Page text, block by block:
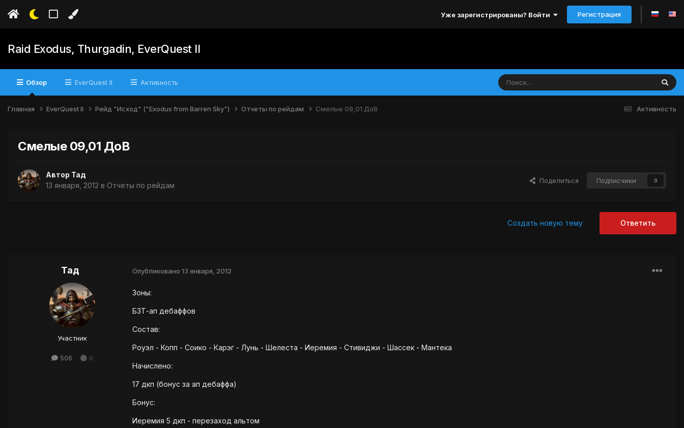
Уже зарегистрированы? Войти Регистрация
Raid Exodus, Thurgadin, EverQuest II
Обзор EverQuest II Активность
Активность
Главная EverQuest II Рейд "Исход" ("Exodus from Barren Sky") Отчеты по рейдам Смелые 09,01 ДоВ
Смелые 09,01 ДоВ
Автор Тад
13 января, 2012 в Отчеты по рейдам
Поделиться Подписчики 0
Ответить
Создать новую тему
Тад
Участник
506 0
Опубликовано 13 января, 2012
Зоны:
БЗТ-ап дебаффов
Состав:
Роуэл - Копп - Соико - Карэг - Лунь - Шелеста - Иеремия - Стивиджи - Шассек - Мантека
Начислено:
17 дкп (бонус за ап дебаффа)
Бонус:
Иеремия 5 дкп - перезаход альтом